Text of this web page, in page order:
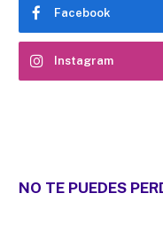
Facebook
Instagram
NO TE PUEDES